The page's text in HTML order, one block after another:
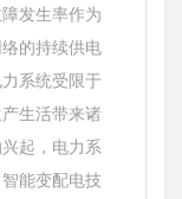
发生率作为
的持续供电
系统受限于
生活带来诸
起，电力系
能变配电技